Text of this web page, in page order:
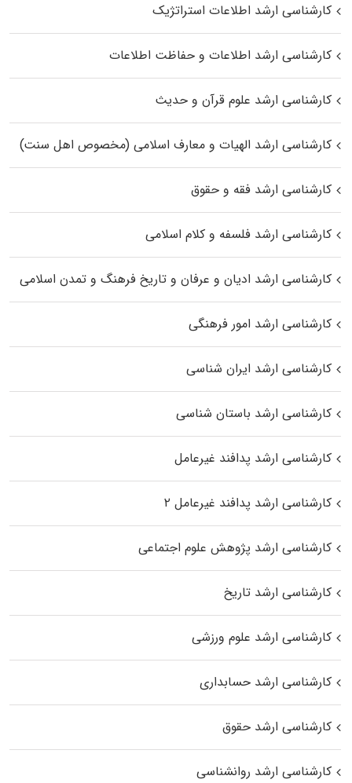
کارشناسی ارشد اطلاعات استراتژیک
کارشناسی ارشد اطلاعات و حفاظت اطلاعات
کارشناسی ارشد علوم قرآن و حدیث
کارشناسی ارشد الهیات و معارف اسلامی (مخصوص اهل سنت)
کارشناسی ارشد فقه و حقوق
کارشناسی ارشد فلسفه و کلام اسلامی
کارشناسی ارشد ادیان و عرفان و تاریخ فرهنگ و تمدن اسلامی
کارشناسی ارشد امور فرهنگی
کارشناسی ارشد ایران شناسی
کارشناسی ارشد باستان شناسی
کارشناسی ارشد پدافند غیرعامل
کارشناسی ارشد پدافند غیرعامل ۲
کارشناسی ارشد پژوهش علوم اجتماعی
کارشناسی ارشد تاریخ
کارشناسی ارشد علوم ورزشی
کارشناسی ارشد حسابداری
کارشناسی ارشد حقوق
کارشناسی ارشد روانشناسی